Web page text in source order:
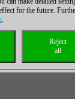
for the future.
.
Reject
all